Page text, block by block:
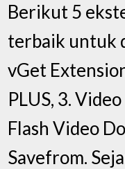
Berikut 5
terbaik untuk
vGet
PLUS, 3.
Flash Video
Savefrom.